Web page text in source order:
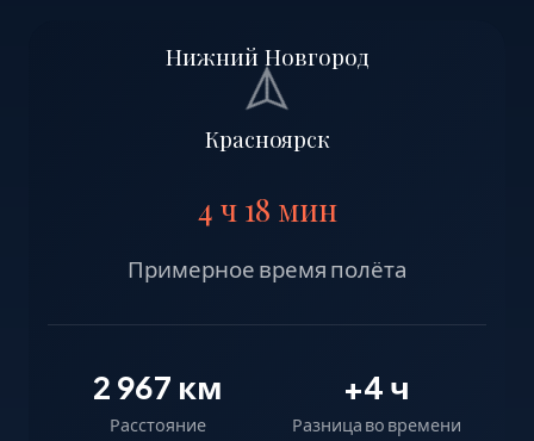
Нижний Новгород
Красноярск
4 ч 18 мин
Примерное время полёта
2 967 км
Расстояние
+4 ч
Разница во времени